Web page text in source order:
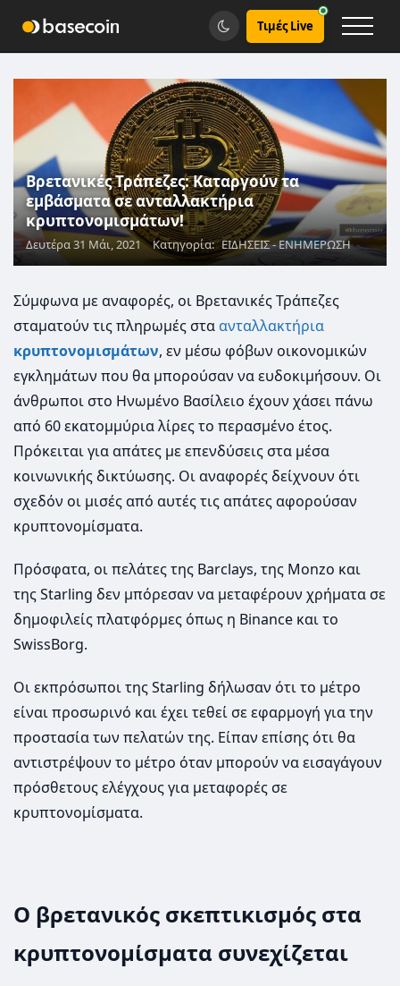
Τιμές Live
Βρετανικές Τράπεζες: Καταργούν τα
εμβάσματα σε ανταλλακτήρια
κρυπτονομισμάτων!
Δευτέρα 31 Μάι, 2021 Κατηγορία: ΕΙΔΗΣΕΙΣ - ΕΝΗΜΕΡΩΣΗ
Σύμφωνα με αναφορές, οι Βρετανικές Τράπεζες
σταματούν τις πληρωμές σταανταλλακτήρια
κρυπτονομισμάτων, εν μέσω φόβων οικονομικών
εγκλημάτων που θα μπορούσαν να ευδοκιμήσουν. Οι
άνθρωποι στο Ηνωμένο Βασίλειο έχουν χάσει πάνω
από 60 εκατομμύρια λίρες το περασμένο έτος.
Πρόκειται για απάτες με επενδύσεις στα μέσα
κοινωνικής δικτύωσης. Οι αναφορές δείχνουν ότι
σχεδόν οι μισές από αυτές τις απάτες αφορούσαν
κρυπτονομίσματα.
Πρόσφατα, οι πελάτες της Barclays, της Monzo και
της Starling δεν μπόρεσαν να μεταφέρουν χρήματα σε
δημοφιλείς πλατφόρμες όπως η Binance και το
SwissBorg.
Οι εκπρόσωποι της Starling δήλωσαν ότι το μέτρο
είναι προσωρινό και έχει τεθεί σε εφαρμογή για την
προστασία των πελατών της. Είπαν επίσης ότι θα
αντιστρέψουν το μέτρο όταν μπορούν να εισαγάγουν
πρόσθετους ελέγχους για μεταφορές σε
κρυπτονομίσματα.
Ο βρετανικός σκεπτικισμός στα
κρυπτονομίσματα συνεχίζεται